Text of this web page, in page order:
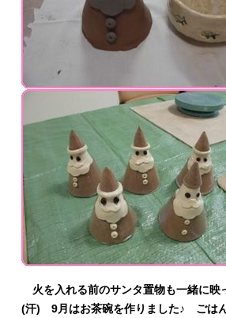
火を入れる前のサンタ置物も一緒に映
(汗) 9月はお茶碗を作りました♪ ごは